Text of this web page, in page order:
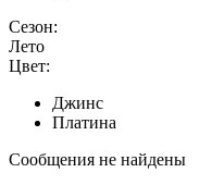
Сезон:
Лето
Цвет:
Джинс
Платина
Сообщения не найдены